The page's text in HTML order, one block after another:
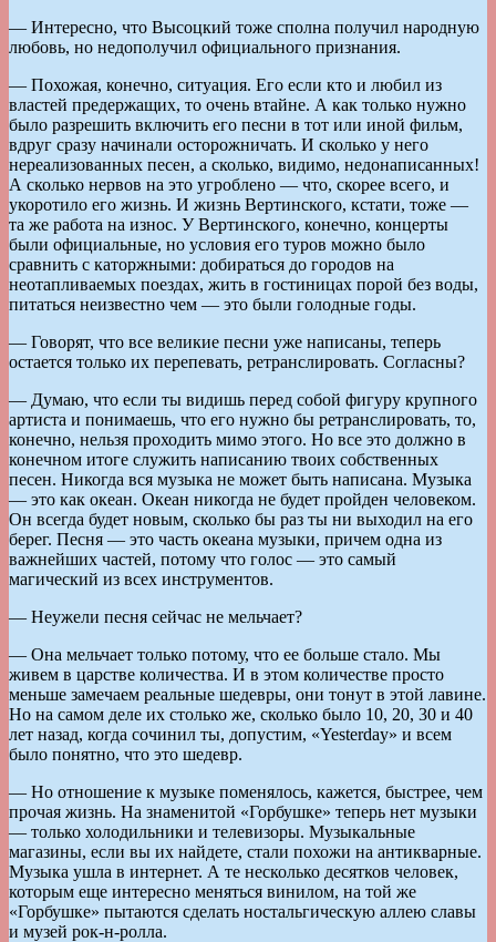
— Интересно, что Высоцкий тоже сполна получил народную
любовь, но недополучил официального признания.
— Похожая, конечно, ситуация. Его если кто и любил из
властей предержащих, то очень втайне. А как только нужно
было разрешить включить его песни в тот или иной фильм,
вдруг сразу начинали осторожничать. И сколько у него
нереализованных песен, а сколько, видимо, недонаписанных!
А сколько нервов на это угроблено — что, скорее всего, и
укоротило его жизнь. И жизнь Вертинского, кстати, тоже —
та же работа на износ. У Вертинского, конечно, концерты
были официальные, но условия его туров можно было
сравнить с каторжными: добираться до городов на
неотапливаемых поездах, жить в гостиницах порой без воды,
питаться неизвестно чем — это были голодные годы.
— Говорят, что все великие песни уже написаны, теперь
остается только их перепевать, ретранслировать. Согласны?
— Думаю, что если ты видишь перед собой фигуру крупного
артиста и понимаешь, что его нужно бы ретранслировать, то,
конечно, нельзя проходить мимо этого. Но все это должно в
конечном итоге служить написанию твоих собственных
песен. Никогда вся музыка не может быть написана. Музыка
— это как океан. Океан никогда не будет пройден человеком.
Он всегда будет новым, сколько бы раз ты ни выходил на его
берег. Песня — это часть океана музыки, причем одна из
важнейших частей, потому что голос — это самый
магический из всех инструментов.
— Неужели песня сейчас не мельчает?
— Она мельчает только потому, что ее больше стало. Мы
живем в царстве количества. И в этом количестве просто
меньше замечаем реальные шедевры, они тонут в этой лавине.
Но на самом деле их столько же, сколько было 10, 20, 30 и 40
лет назад, когда сочинил ты, допустим, «Yesterday» и всем
было понятно, что это шедевр.
— Но отношение к музыке поменялось, кажется, быстрее, чем
прочая жизнь. На знаменитой «Горбушке» теперь нет музыки
— только холодильники и телевизоры. Музыкальные
магазины, если вы их найдете, стали похожи на антикварные.
Музыка ушла в интернет. А те несколько десятков человек,
которым еще интересно меняться винилом, на той же
«Горбушке» пытаются сделать ностальгическую аллею славы
и музей рок-н-ролла.